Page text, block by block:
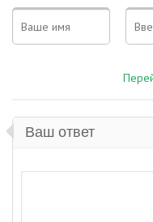
Ваш ответ